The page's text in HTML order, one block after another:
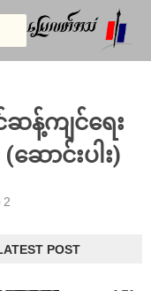
န့်ကျင်ရေး
ာင်းပါး)
2
POST